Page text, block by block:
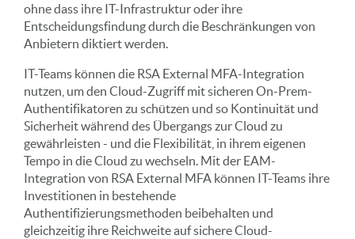
ohne dass ihre IT-Infrastruktur oder ihre
Entscheidungsfindung durch die Beschränkungen von
Anbietern diktiert werden.
IT-Teams können die RSA External MFA-Integration
nutzen, um den Cloud-Zugriff mit sicheren On-Prem-
Authentifikatoren zu schützen und so Kontinuität und
Sicherheit während des Übergangs zur Cloud zu
gewährleisten - und die Flexibilität, in ihrem eigenen
Tempo in die Cloud zu wechseln. Mit der EAM-
Integration von RSA External MFA können IT-Teams ihre
Investitionen in bestehende
Authentifizierungsmethoden beibehalten und
gleichzeitig ihre Reichweite auf sichere Cloud-